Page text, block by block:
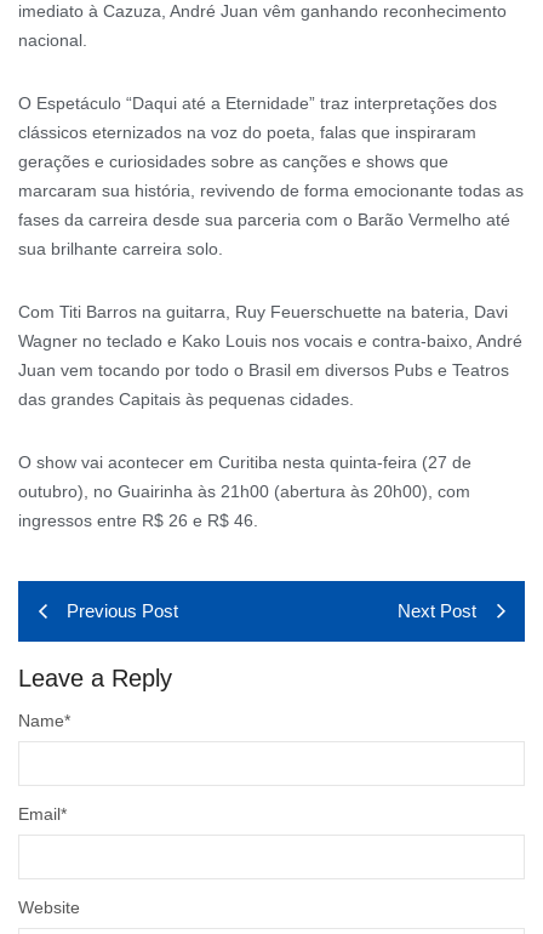
imediato à Cazuza, André Juan vêm ganhando reconhecimento
nacional.
O Espetáculo “Daqui até a Eternidade” traz interpretações dos
clássicos eternizados na voz do poeta, falas que inspiraram
gerações e curiosidades sobre as canções e shows que
marcaram sua história, revivendo de forma emocionante todas as
fases da carreira desde sua parceria com o Barão Vermelho até
sua brilhante carreira solo.
Com Titi Barros na guitarra, Ruy Feuerschuette na bateria, Davi
Wagner no teclado e Kako Louis nos vocais e contra-baixo, André
Juan vem tocando por todo o Brasil em diversos Pubs e Teatros
das grandes Capitais às pequenas cidades.
O show vai acontecer em Curitiba nesta quinta-feira (27 de
outubro), no Guairinha às 21h00 (abertura às 20h00), com
ingressos entre R$ 26 e R$ 46.
Previous Post Next Post
Leave a Reply
Name*
Email*
Website